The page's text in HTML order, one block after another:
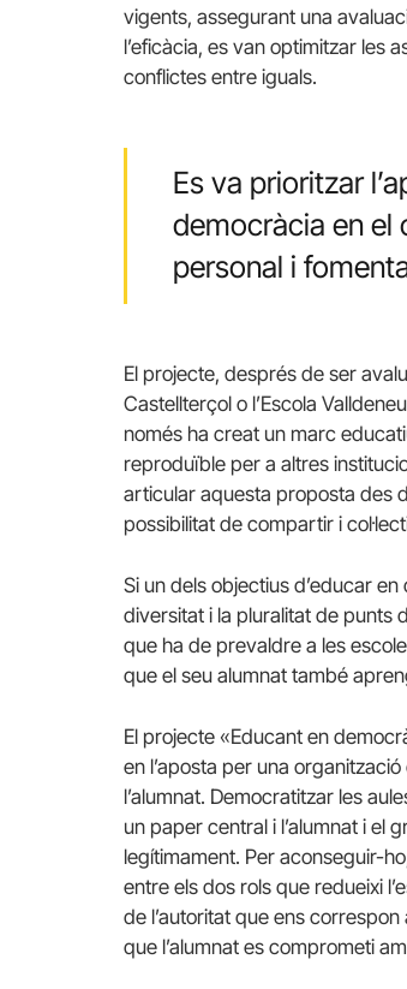
vigents, assegurant una
l’eficàcia, es van optimitzar les
conflictes entre iguals.
Es va prioritzar
democràcia en el
personal i
El projecte, després de ser
Castellterçol o l’Escola
només ha creat un marc
reproduïble per a altres
articular aquesta proposta des
possibilitat de compartir i
Si un dels objectius d’educar
diversitat i la pluralitat de punts
que ha de prevaldre a les
que el seu alumnat també
El projecte «Educant en
en l’aposta per una
l’alumnat. Democratitzar les
un paper central i l’alumnat i el
legítimament. Per aconseguir-
entre els dos rols que redueixi
de l’autoritat que ens
que l’alumnat es comprometi